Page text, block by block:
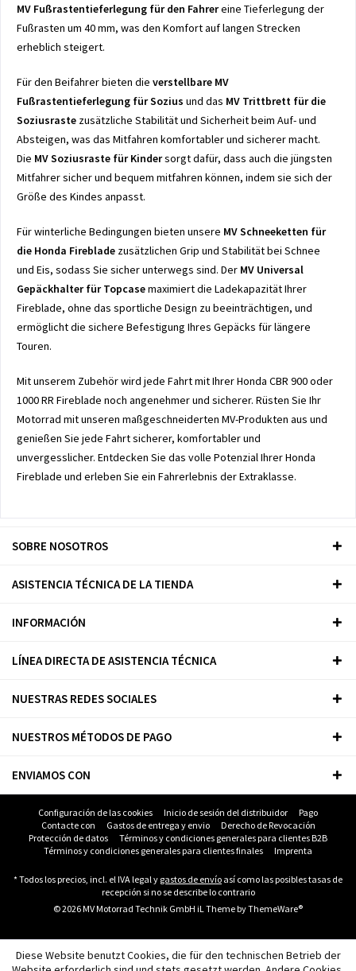
MV Fußrastentieferlegung für den Fahrereine Tieferlegung der
Fußrasten um 40 mm, was den Komfort auf langen Strecken
erheblich steigert.
Für den Beifahrer bieten die verstellbare MV
Fußrastentieferlegung für Sozius und das MV Trittbrett für die
Soziusraste zusätzliche Stabilität und Sicherheit beim Auf- und
Absteigen, was das Mitfahren komfortabler und sicherer macht.
Die MV Soziusraste für Kindersorgt dafür, dass auch die jüngsten
Mitfahrer sicher und bequem mitfahren können, indem sie sich der
Größe des Kindes anpasst.
Für winterliche Bedingungen bieten unsere MV Schneeketten für
die Honda Fireblade zusätzlichen Grip und Stabilität bei Schnee
und Eis, sodass Sie sicher unterwegs sind. Der MV Universal
Gepäckhalter für Topcasemaximiert die Ladekapazität Ihrer
Fireblade, ohne das sportliche Design zu beeinträchtigen, und
ermöglicht die sichere Befestigung Ihres Gepäcks für längere
Touren.
Mit unserem Zubehör wird jede Fahrt mit Ihrer Honda CBR 900 oder
1000 RR Fireblade noch angenehmer und sicherer. Rüsten Sie Ihr
Motorrad mit unseren maßgeschneiderten MV-Produkten aus und
genießen Sie jede Fahrt sicherer, komfortabler und
unvergesslicher. Entdecken Sie das volle Potenzial Ihrer Honda
Fireblade und erleben Sie ein Fahrerlebnis der Extraklasse.
SOBRE NOSOTROS
ASISTENCIA TÉCNICA DE LA TIENDA
INFORMACIÓN
LÍNEA DIRECTA DE ASISTENCIA TÉCNICA
NUESTRAS REDES SOCIALES
NUESTROS MÉTODOS DE PAGO
ENVIAMOS CON
Configuración de las cookies Inicio de sesión del distribuidor
Pago
Contacte con
Gastos de entrega y envio
Derecho de Revocación
Protección de datos
Términos y condiciones generales para clientes B2B
Términos y condiciones generales para clientes finales
Imprenta
* Todos los precios, incl. el IVA legal y gastos de envío así como las posibles tasas de
recepción si no se describe lo contrario
© 2026 MV Motorrad Technik GmbH iL Theme byThemeWare®
Diese Website benutzt Cookies, die für den technischen Betrieb der